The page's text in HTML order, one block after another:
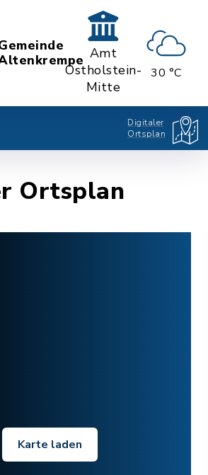
Amt
Ostholstein-
Mitte
30 °C
Digitaler
Ortsplan
Ortsplan
Karte laden